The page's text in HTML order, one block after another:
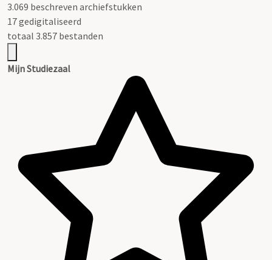
3.069 beschreven archiefstukken
17 gedigitaliseerd
totaal 3.857 bestanden
Mijn Studiezaal